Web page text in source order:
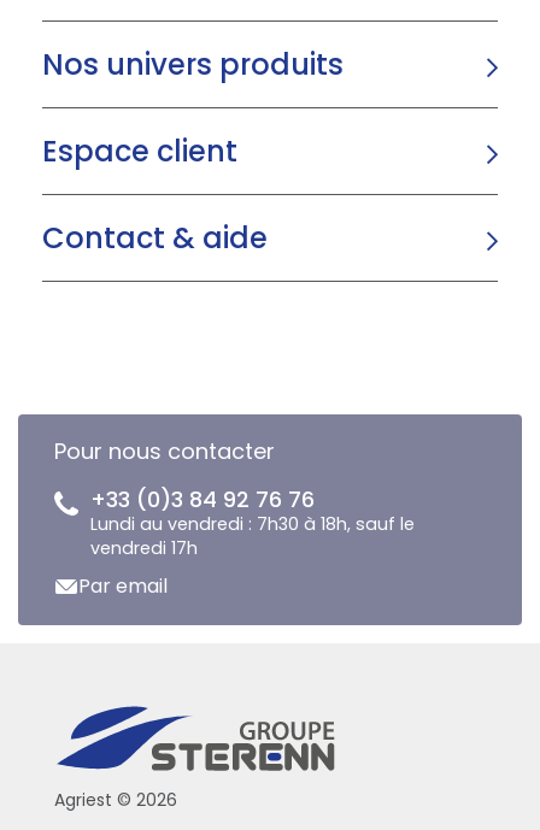
Nos univers produits
Espace client
Contact & aide
Pour nous contacter
+33 (0)3 84 92 76 76
Lundi au vendredi : 7h30 à 18h, sauf le
vendredi 17h
Par email
Agriest © 2026